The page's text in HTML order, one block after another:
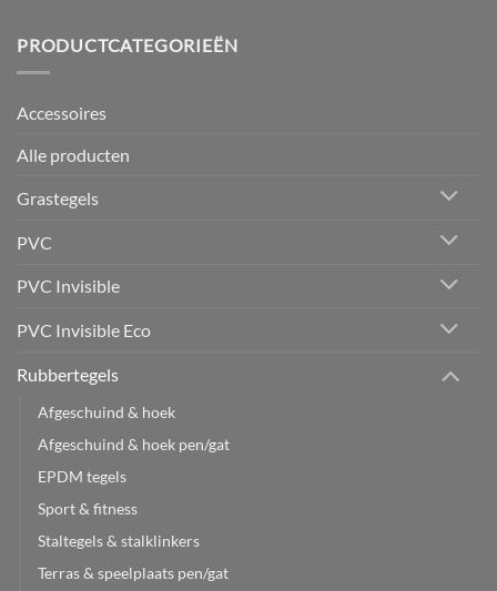
PRODUCTCATEGORIEËN
Accessoires
Alle producten
Grastegels
PVC
PVC Invisible
PVC Invisible Eco
Rubbertegels
Afgeschuind & hoek
Afgeschuind & hoek pen/gat
EPDM tegels
Sport & fitness
Staltegels & stalklinkers
Terras & speelplaats pen/gat